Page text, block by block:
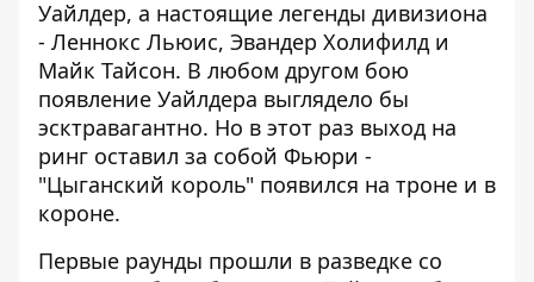
Уайлдер, а настоящие легенды дивизиона
- Леннокс Льюис, Эвандер Холифилд и
Майк Тайсон. В любом другом бою
появление Уайлдера выглядело бы
эсктравагантно. Но в этот раз выход на
ринг оставил за собой Фьюри -
"Цыганский король" появился на троне и в
короне.
Первые раунды прошли в разведке со